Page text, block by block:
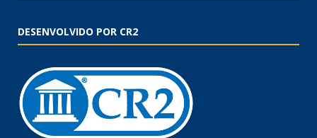
DESENVOLVIDO POR CR2